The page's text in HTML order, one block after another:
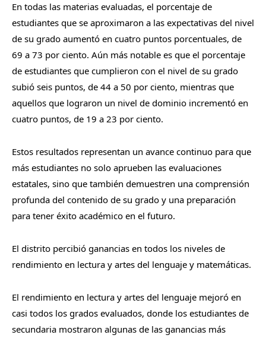
En todas las materias evaluadas, el porcentaje de
estudiantes que se aproximaron a las expectativas del nivel
de su grado aumentó en cuatro puntos porcentuales, de
69 a 73 por ciento. Aún más notable es que el porcentaje
de estudiantes que cumplieron con el nivel de su grado
subió seis puntos, de 44 a 50 por ciento, mientras que
aquellos que lograron un nivel de dominio incrementó en
cuatro puntos, de 19 a 23 por ciento.
Estos resultados representan un avance continuo para que
más estudiantes no solo aprueben las evaluaciones
estatales, sino que también demuestren una comprensión
profunda del contenido de su grado y una preparación
para tener éxito académico en el futuro.
El distrito percibió ganancias en todos los niveles de
rendimiento en lectura y artes del lenguaje y matemáticas.
El rendimiento en lectura y artes del lenguaje mejoró en
casi todos los grados evaluados, donde los estudiantes de
secundaria mostraron algunas de las ganancias más